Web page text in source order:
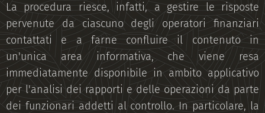
La procedura riesce, infatti, a gestire le risposte
pervenute da ciascuno degli operatori finanziari
contattati e a farne confluire il contenuto in
un'unica area informativa, che viene resa
immediatamente disponibile in ambito applicativo
per l'analisi dei rapporti e delle operazioni da parte
dei funzionari addetti al controllo. In particolare, la